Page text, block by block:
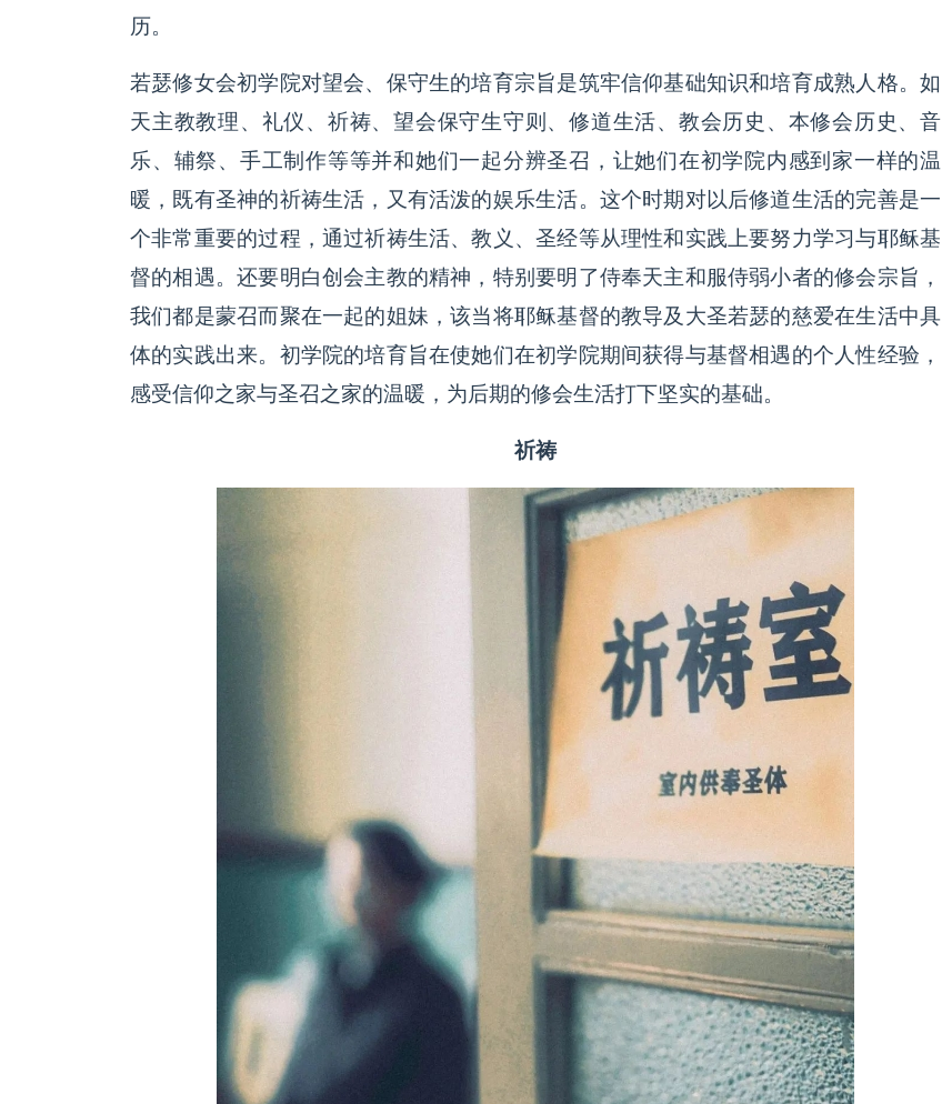
历。
若瑟修女会初学院对望会、保守生的培育宗旨是筑牢信仰基础知识和培育成熟人格。如
天主教教理、礼仪、祈祷、望会保守生守则、修道生活、教会历史、本修会历史、音
乐、辅祭、手工制作等等并和她们一起分辨圣召，让她们在初学院内感到家一样的温
暖，既有圣神的祈祷生活，又有活泼的娱乐生活。这个时期对以后修道生活的完善是一
个非常重要的过程，通过祈祷生活、教义、圣经等从理性和实践上要努力学习与耶稣基
督的相遇。还要明白创会主教的精神，特别要明了侍奉天主和服侍弱小者的修会宗旨，
我们都是蒙召而聚在一起的姐妹，该当将耶稣基督的教导及大圣若瑟的慈爱在生活中具
体的实践出来。初学院的培育旨在使她们在初学院期间获得与基督相遇的个人性经验，
感受信仰之家与圣召之家的温暖，为后期的修会生活打下坚实的基础。
祈祷